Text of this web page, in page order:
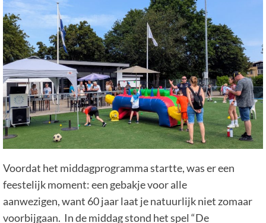
Voordat het middagprogramma startte, was er een
feestelijk moment: een gebakje voor alle
aanwezigen, want 60 jaar laat je natuurlijk niet zomaar
voorbijgaan. In de middag stond het spel “De